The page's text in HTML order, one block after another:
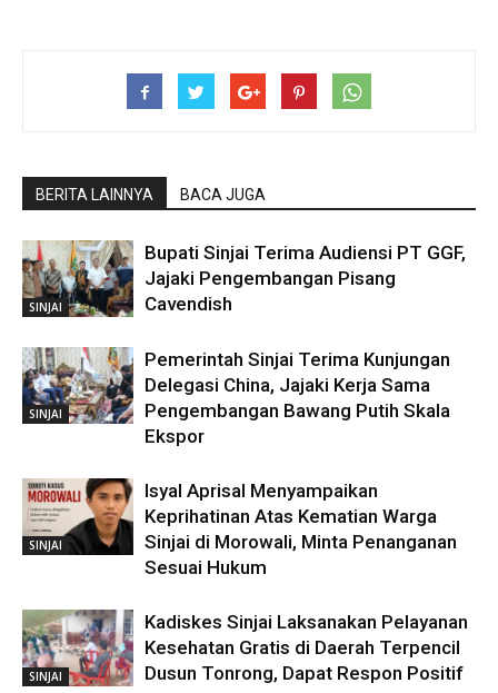
BERITA LAINNYA BACA JUGA
SINJAI
Bupati Sinjai Terima Audiensi PT GGF,
Jajaki Pengembangan Pisang
Cavendish
SINJAI
Pemerintah Sinjai Terima Kunjungan
Delegasi China, Jajaki Kerja Sama
Pengembangan Bawang Putih Skala
Ekspor
SINJAI
Isyal Aprisal Menyampaikan
Keprihatinan Atas Kematian Warga
Sinjai di Morowali, Minta Penanganan
Sesuai Hukum
SINJAI
Kadiskes Sinjai Laksanakan Pelayanan
Kesehatan Gratis di Daerah Terpencil
Dusun Tonrong, Dapat Respon Positif